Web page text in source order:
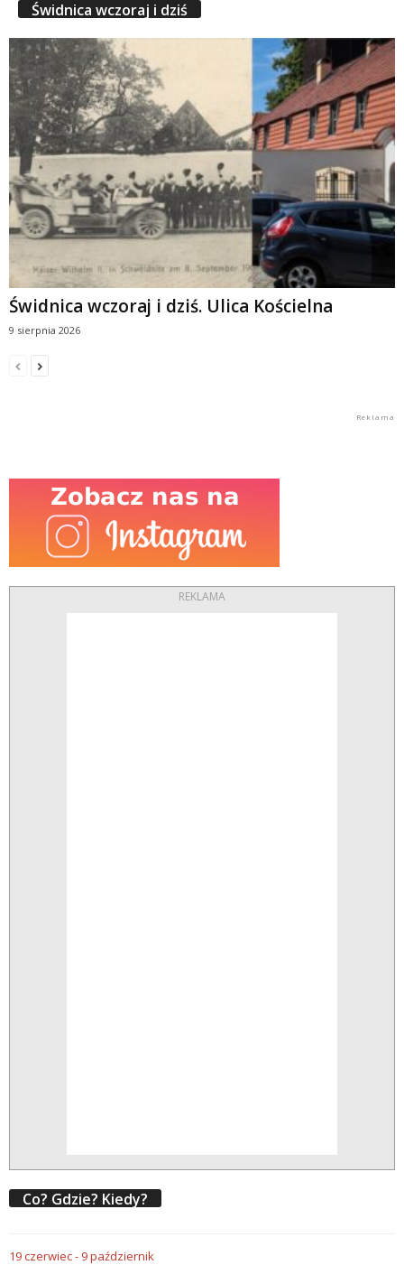
Świdnica wczoraj i dziś
Świdnica wczoraj i dziś. Ulica Kościelna
9 sierpnia 2026
REKLAMA
Co? Gdzie? Kiedy?
19czerwiec- 9październik